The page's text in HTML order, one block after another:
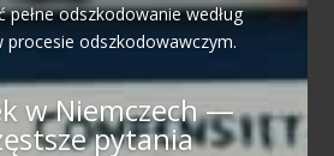
pełne odszkodowanie według
procesie odszkodowawczym.
w Niemczech —
pytania